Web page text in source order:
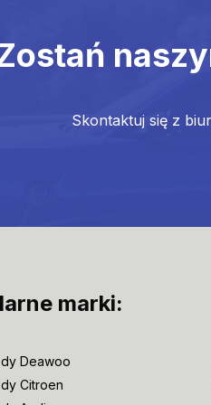
Skontaktuj się z
marki:
Deawoo
Citroen